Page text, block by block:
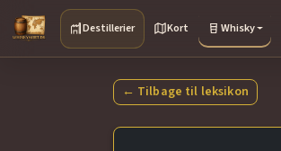
Destillerier Kort Whisky
← Tilbage til leksikon